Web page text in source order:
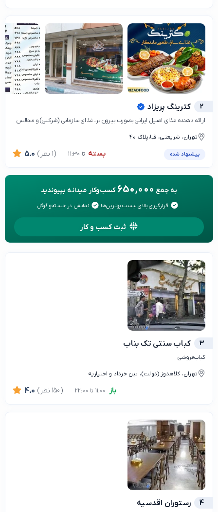
2 کترینگ پریزاد
ارائه دهنده غذای اصیل ایرانی بصورت بیرون بر، غذای سازمانی (شرکتی) و مجالس
تهران، شریعتی، قبا،پلاک 40
پیشنهاد شده بسته تا 11:30 5.0 (1 نظر)
به جمع 650,000 کسب‌وکار میدانه بپیوندید
قرارگیری بالای لیست بهترین‌ها نمایش در جستجو گوگل
ثبت کسب و کار
3 کباب سنتی تک بناب
کباب‌فروشی
تهران، کلاهدوز (دولت)، بین خرداد و اختیاریه
باز 4.0 (150 نظر)
4 رستوران اقدسیه